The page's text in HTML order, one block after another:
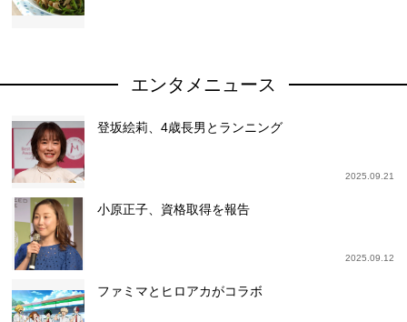
エンタメニュース
登坂絵莉、4歳長男とランニング
2025.09.21
小原正子、資格取得を報告
2025.09.12
ファミマとヒロアカがコラボ